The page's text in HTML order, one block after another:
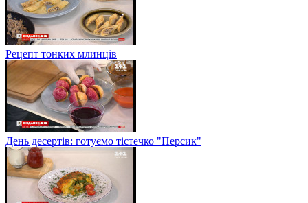
Рецепт тонких млинців
День десертів: готуємо тістечко "Персик"